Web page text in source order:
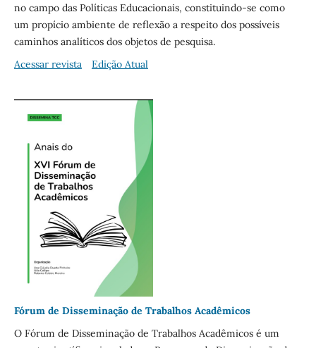
no campo das Políticas Educacionais, constituindo-se como
um propício ambiente de reflexão a respeito dos possíveis
caminhos analíticos dos objetos de pesquisa.
Acessar revista
Edição Atual
Fórum de Disseminação de Trabalhos Acadêmicos
O Fórum de Disseminação de Trabalhos Acadêmicos é um